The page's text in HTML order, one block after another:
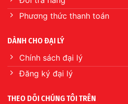
Phương thức thanh toán
DÀNH CHO ĐẠI LÝ
Chính sách đại lý
Đăng ký đại lý
THEO DÕI CHÚNG TÔI TRÊN